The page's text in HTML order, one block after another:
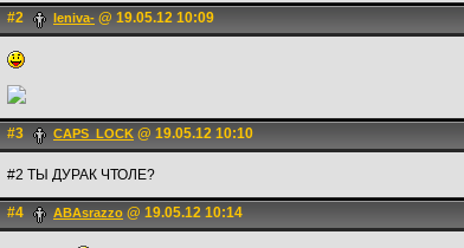
#2 leniva- @ 19.05.12 10:09
#3 CAPS_LOCK @ 19.05.12 10:10
#2 ТЫ ДУРАК ЧТОЛЕ?
#4 ABAsrazzo @ 19.05.12 10:14